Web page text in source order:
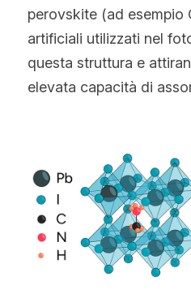
perovskite (ad esempio
artificiali utilizzati nel
questa struttura e
elevata capacità di